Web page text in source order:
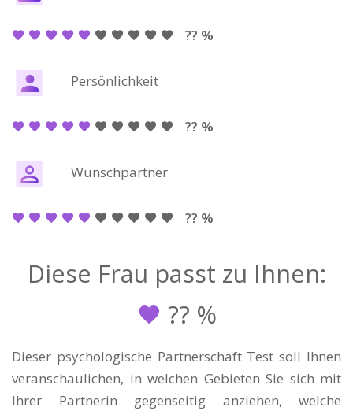
?? %
Persönlichkeit
?? %
Wunschpartner
?? %
Diese Frau passt zu Ihnen:
?? %
Dieser psychologische Partnerschaft Test soll Ihnen
veranschaulichen, in welchen Gebieten Sie sich mit
Ihrer Partnerin gegenseitig anziehen, welche